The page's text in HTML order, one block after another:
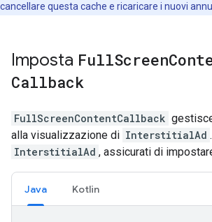
cancellare questa cache e ricaricare i nuovi
Imposta FullScreen
Callback
FullScreenContentCallback
alla visualizzazione di InterstitialAd
InterstitialAd , assicurati di
Java Kotlin